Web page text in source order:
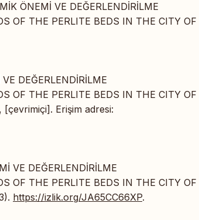
ÖNEMİ VE DEĞERLENDİRİLME
OF THE PERLITE BEDS IN THE CITY OF
DEĞERLENDİRİLME
OF THE PERLITE BEDS IN THE CITY OF
[çevrimiçi]. Erişim adresi:
VE DEĞERLENDİRİLME
OF THE PERLITE BEDS IN THE CITY OF
https://izlik.org/JA65CC66XP.